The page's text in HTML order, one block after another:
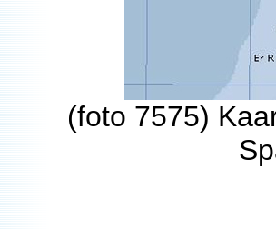
(foto 7575)